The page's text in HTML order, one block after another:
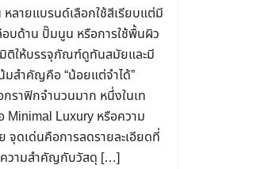
ลายแบรนด์เลือกใช้สีเรียบแต่มี
อบด้าน ปั๊มนูน หรือการใช้พื้นผิว
ติให้บรรจุภัณฑ์ดูทันสมัยและมี
มสำคัญคือ “น้อยแต่จำได้”
กราฟิกจำนวนมาก หนึ่งในเท
Minimal Luxury หรือความ
จุดเด่นคือการลดรายละเอียดที่
ความสำคัญกับวัสดุ […]